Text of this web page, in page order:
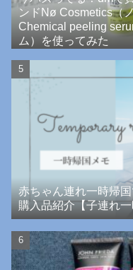
ンドNø Cosmetics（
Chemical peeling
ム）を使ってみた
赤ちゃん連れ一時帰
購入品紹介【子連れ一